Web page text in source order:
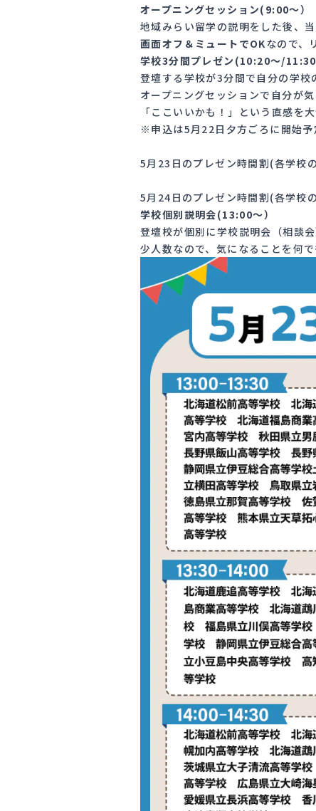
オープニングセッション(9:00〜）
地域みらい留学の説明をした後、
画面オフ＆ミュートでOKなので、
学校3分間プレゼン(10:20〜/
登壇する学校が3分間で自分の学
オープニングセッションで自分が
「ここいいかも！」という直感を
※申込は5月22日夕方ごろに開始予
5月23日のプレゼン時間割(各学校
5月24日のプレゼン時間割(各学校
学校個別説明会(13:00〜）
登壇校が個別に学校説明会（相談
少人数なので、気になることを何